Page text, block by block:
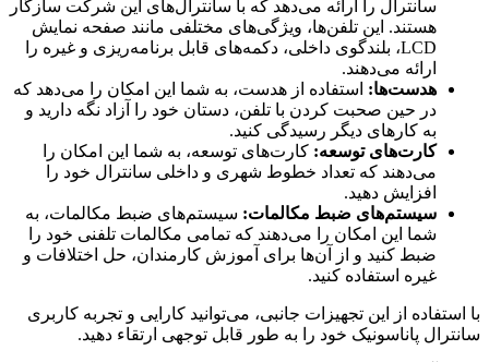
سانترال را ارائه می‌دهد که با سانترال‌های این شرکت سازگار
هستند. این تلفن‌ها، ویژگی‌های مختلفی مانند صفحه نمایش
LCD، بلندگوی داخلی، دکمه‌های قابل برنامه‌ریزی و غیره را
ارائه می‌دهند.
هدست‌ها: استفاده از هدست، به شما این امکان را می‌دهد که
در حین صحبت کردن با تلفن، دستان خود را آزاد نگه دارید و
به کارهای دیگر رسیدگی کنید.
کارت‌های توسعه: کارت‌های توسعه، به شما این امکان را
می‌دهند که تعداد خطوط شهری و داخلی سانترال خود را
افزایش دهید.
سیستم‌های ضبط مکالمات: سیستم‌های ضبط مکالمات، به
شما این امکان را می‌دهند که تمامی مکالمات تلفنی خود را
ضبط کنید و از آن‌ها برای آموزش کارمندان، حل اختلافات و
غیره استفاده کنید.
با استفاده از این تجهیزات جانبی، می‌توانید کارایی و تجربه کاربری
سانترال پاناسونیک خود را به طور قابل توجهی ارتقاء دهید.